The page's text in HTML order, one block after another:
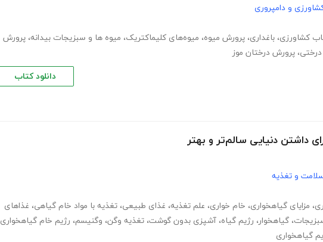
و دامپروری
کشاورزی، باغداری، پرورش میوه، میوه‌های کلیماکتریک، میوه ها و سبزیجات بیدانه، پرورش
، پرورش درختان موز
دانلود کتاب
داشتن دنیایی سالم‌تر و بهتر
و تغذیه
، مزایای گیاهخواری، خام خواری، علم تغذیه، غذای طبیعی، تغذیه با مواد خام گیاهی، غذاهای
، گیاهخوار، رژیم گیاه، آشپزی بدون گوشت، تغذیه وگن، وگنیسم، رژیم خام گیاهخواری
گیاهخواری